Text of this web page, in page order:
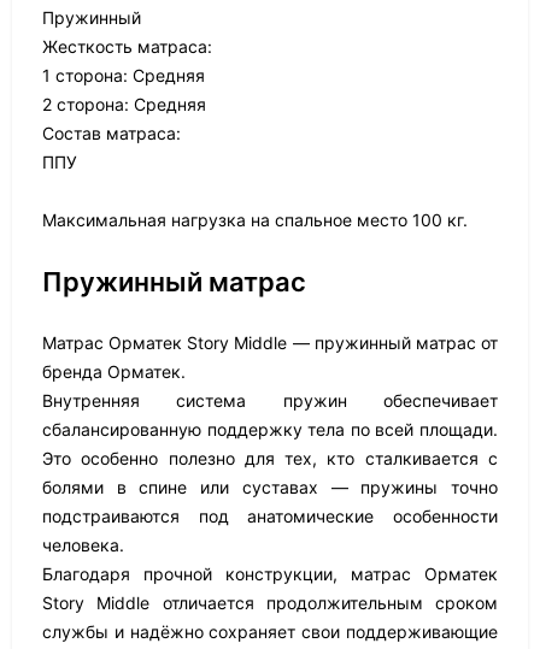
Пружинный
Жесткость матраса:
1 сторона: Средняя
2 сторона: Средняя
Состав матраса:
ППУ
Максимальная нагрузка на спальное место 100 кг.
Пружинный матрас
Матрас Орматек Story Middle — пружинный матрас от
бренда Орматек.
Внутренняя система пружин обеспечивает
сбалансированную поддержку тела по всей площади.
Это особенно полезно для тех, кто сталкивается с
болями в спине или суставах — пружины точно
подстраиваются под анатомические особенности
человека.
Благодаря прочной конструкции, матрас Орматек
Story Middle отличается продолжительным сроком
службы и надёжно сохраняет свои поддерживающие